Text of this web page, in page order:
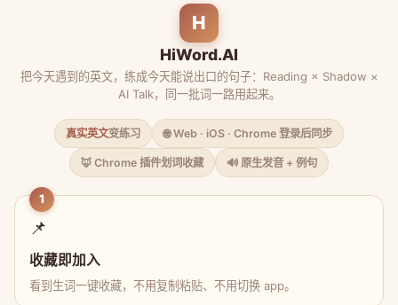
H
HiWord.AI
把今天遇到的英文，练成今天能说出口的句子：Reading × Shadow ×
AI Talk，同一批词一路用起来。
真实英文变练习 🌐 Web · iOS · Chrome 登录后同步
🦊 Chrome 插件划词收藏 🔊 原生发音 + 例句
1
📌
收藏即加入
看到生词一键收藏，不用复制粘贴、不用切换 app。